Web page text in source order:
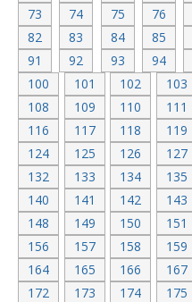
73
74 75 76
82
83 84 85
91
92 93 94
100
101 102 103
108
109 110 111
116
117 118 119
124
125 126 127
132
133 134 135
140
141 142 143
148
149 150 151
156
157 158 159
164
165 166 167
172
173 174 175